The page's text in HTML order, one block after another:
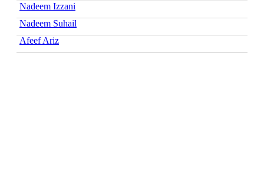
Nadeem Izzani
Nadeem Suhail
Afeef Ariz